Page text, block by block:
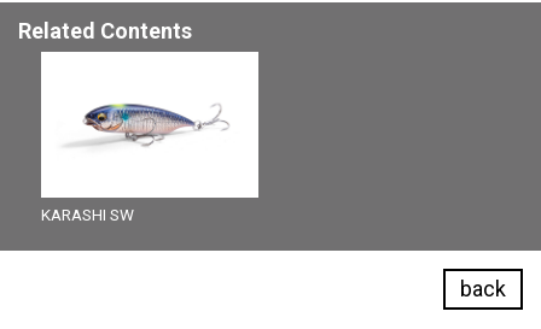
Related Contents
KARASHI SW
back